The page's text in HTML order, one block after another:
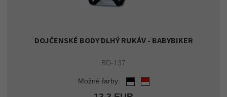
DOJČENSKÉ BODY DLHÝ RUKÁV - BABYBIKER
BD-137
Možné farby: